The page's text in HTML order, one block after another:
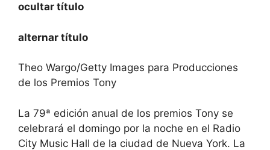
ocultar título
alternar título
Theo Wargo/Getty Images para Producciones
de los Premios Tony
La 79ª edición anual de los premios Tony se
celebrará el domingo por la noche en el Radio
City Music Hall de la ciudad de Nueva York. La